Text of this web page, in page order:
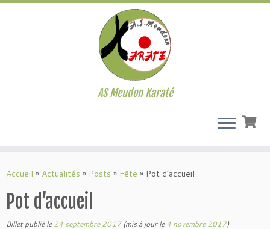
au
AS Meudon Karaté
Accueil » Actualités » Posts » Fête » Pot d’accueil
Pot d’accueil
Billet publié le24 septembre 2017(mis à jour le4 novembre 2017)